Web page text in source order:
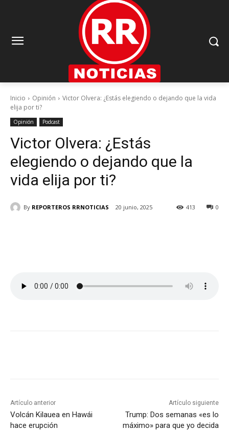
Inicio Opinión
Victor Olvera: ¿Estás elegiendo o dejando que la vida
elija por ti?
Opinión Podcast
Victor Olvera: ¿Estás
elegiendo o dejando que la
vida elija por ti?
By REPORTEROS RRNOTICIAS 20 junio, 2025 0
413
Artículo anterior
Volcán Kilauea en Hawái
hace erupción
Artículo siguiente
Trump: Dos semanas «es lo
máximo» para que yo decida